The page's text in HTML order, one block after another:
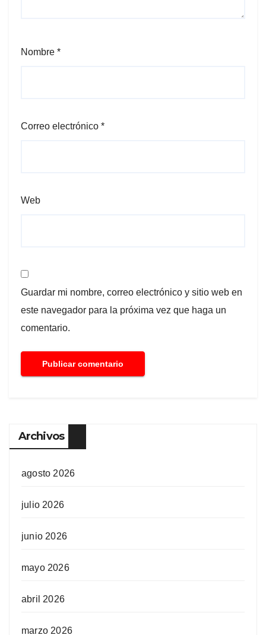
Nombre *
Correo electrónico *
Web
Guardar mi nombre, correo electrónico y sitio web en
este navegador para la próxima vez que haga un
comentario.
Archivos
agosto 2026
julio 2026
junio 2026
mayo 2026
abril 2026
marzo 2026